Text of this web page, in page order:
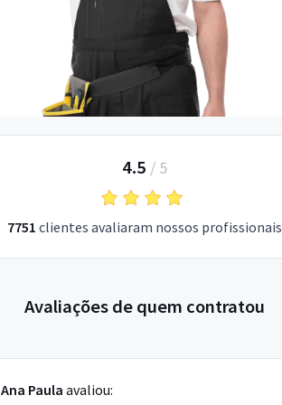
4.5 / 5
7751 clientes avaliaram nossos profissionais
Avaliações de quem contratou
Ana Paula avaliou: